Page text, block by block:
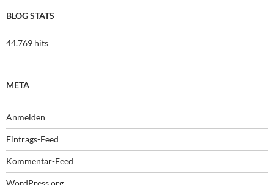
BLOG STATS
44.769 hits
META
Anmelden
Eintrags-Feed
Kommentar-Feed